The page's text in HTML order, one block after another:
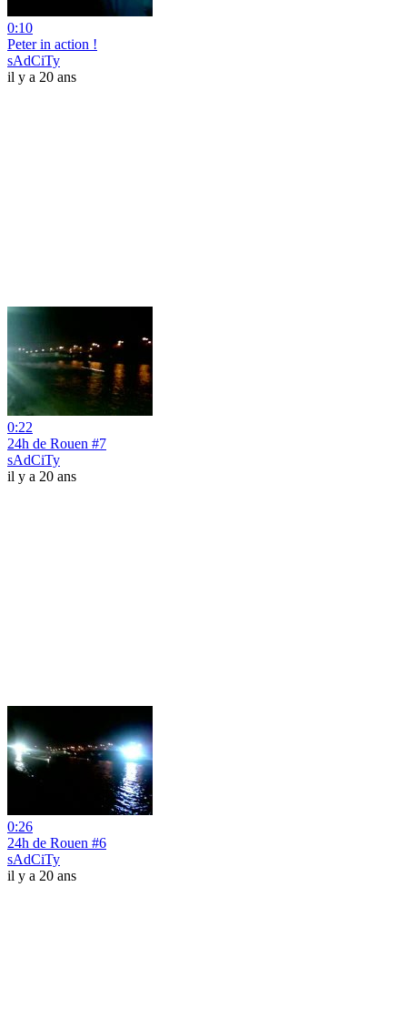
0:10
Peter in action !
sAdCiTy
il y a 20 ans
0:22
24h de Rouen #7
sAdCiTy
il y a 20 ans
0:26
24h de Rouen #6
sAdCiTy
il y a 20 ans